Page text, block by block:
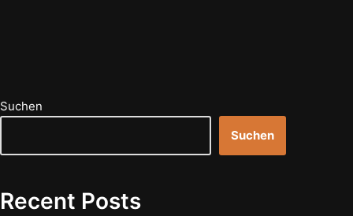
Suchen
Suchen
Recent Posts